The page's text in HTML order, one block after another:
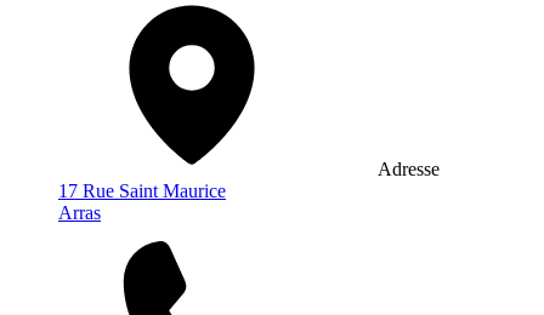
Adresse
17 Rue Saint Maurice
Arras